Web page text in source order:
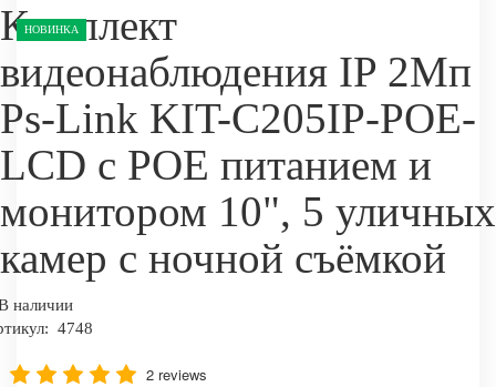
НОВИНКА
Комплект
видеонаблюдения IP 2Мп
Ps-Link KIT-C205IP-POE-
LCD с POE питанием и
монитором 10", 5 уличных
камер с ночной съёмкой
наличии
4748
2 reviews